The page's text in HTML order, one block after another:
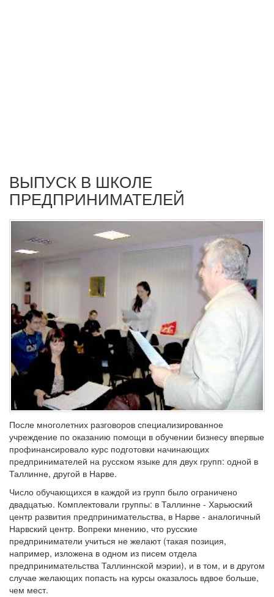
ВЫПУСК В ШКОЛЕ
ПРЕДПРИНИМАТЕЛЕЙ
После многолетних разговоров специализированное
учреждение по оказанию помощи в обучении бизнесу впервые
профинансировало курс подготовки начинающих
предпринимателей на русском языке для двух групп: одной в
Таллинне, другой в Нарве.
Число обучающихся в каждой из групп было ограничено
двадцатью. Комплектовали группы: в Таллинне - Харьюский
центр развития предпринимательства, в Нарве - аналогичный
Нарвский центр. Вопреки мнению, что русские
предприниматели учиться не желают (такая позиция,
например, изложена в одном из писем отдела
предпринимательства Таллиннской мэрии), и в том, и в другом
случае желающих попасть на курсы оказалось вдвое больше,
чем мест.